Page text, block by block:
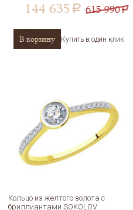
144 635 a 615 990a
В корзину Купить в один клик
Кольцо из желтого золота с
бриллиантами SOKOLOV